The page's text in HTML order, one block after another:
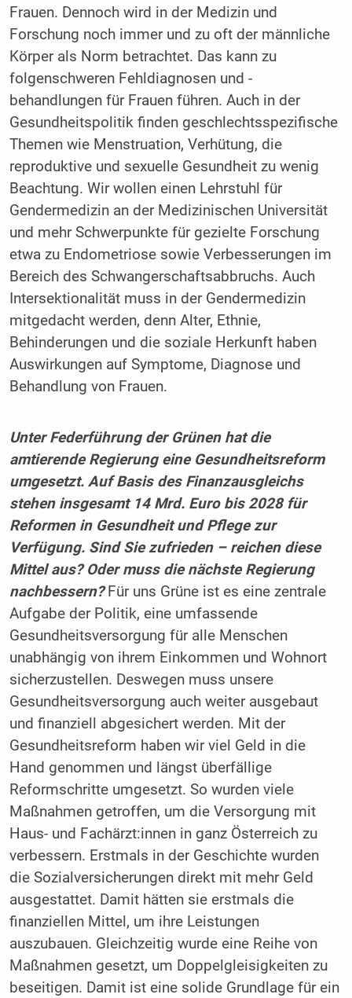
Frauen. Dennoch wird in der Medizin und
Forschung noch immer und zu oft der männliche
Körper als Norm betrachtet. Das kann zu
folgenschweren Fehldiagnosen und -
behandlungen für Frauen führen. Auch in der
Gesundheitspolitik finden geschlechtsspezifische
Themen wie Menstruation, Verhütung, die
reproduktive und sexuelle Gesundheit zu wenig
Beachtung. Wir wollen einen Lehrstuhl für
Gendermedizin an der Medizinischen Universität
und mehr Schwerpunkte für gezielte Forschung
etwa zu Endometriose sowie Verbesserungen im
Bereich des Schwangerschaftsabbruchs. Auch
Intersektionalität muss in der Gendermedizin
mitgedacht werden, denn Alter, Ethnie,
Behinderungen und die soziale Herkunft haben
Auswirkungen auf Symptome, Diagnose und
Behandlung von Frauen.
Unter Federführung der Grünen hat die
amtierende Regierung eine Gesundheitsreform
umgesetzt. Auf Basis des Finanzausgleichs
stehen insgesamt 14 Mrd. Euro bis 2028 für
Reformen in Gesundheit und Pflege zur
Verfügung. Sind Sie zufrieden – reichen diese
Mittel aus? Oder muss die nächste Regierung
nachbessern?Für uns Grüne ist es eine zentrale
Aufgabe der Politik, eine umfassende
Gesundheitsversorgung für alle Menschen
unabhängig von ihrem Einkommen und Wohnort
sicherzustellen. Deswegen muss unsere
Gesundheitsversorgung auch weiter ausgebaut
und finanziell abgesichert werden. Mit der
Gesundheitsreform haben wir viel Geld in die
Hand genommen und längst überfällige
Reformschritte umgesetzt. So wurden viele
Maßnahmen getroffen, um die Versorgung mit
Haus- und Fachärzt:innen in ganz Österreich zu
verbessern. Erstmals in der Geschichte wurden
die Sozialversicherungen direkt mit mehr Geld
ausgestattet. Damit hätten sie erstmals die
finanziellen Mittel, um ihre Leistungen
auszubauen. Gleichzeitig wurde eine Reihe von
Maßnahmen gesetzt, um Doppelgleisigkeiten zu
beseitigen. Damit ist eine solide Grundlage für ein